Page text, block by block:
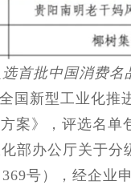
首批中国消费名
国新型工业化推
案》，评选名单
部办公厅关于分
号），经企业